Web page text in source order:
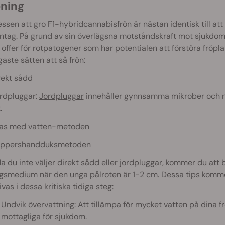
att gro F1-hybridcannabisfrön är nästan identisk till
På grund av sin överlägsna motståndskraft mot
för rotpatogener som har potentialen att förstöra
sätten att så frön:
sådd
Jordpluggarinnehåller gynnsamma mikrober och
med vatten-metoden
du inte väljer direkt sådd eller jordpluggar, kommer du
när den unga pålroten är 1-2 cm. Dessa tips
i dessa kritiska tidiga steg:
Undvik övervattning: Att tillämpa för mycket vatten på dina
mottagliga för sjukdom.